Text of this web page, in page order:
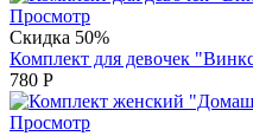
Просмотр
Скидка 50%
Комплект для девочек
780 Р
Просмотр